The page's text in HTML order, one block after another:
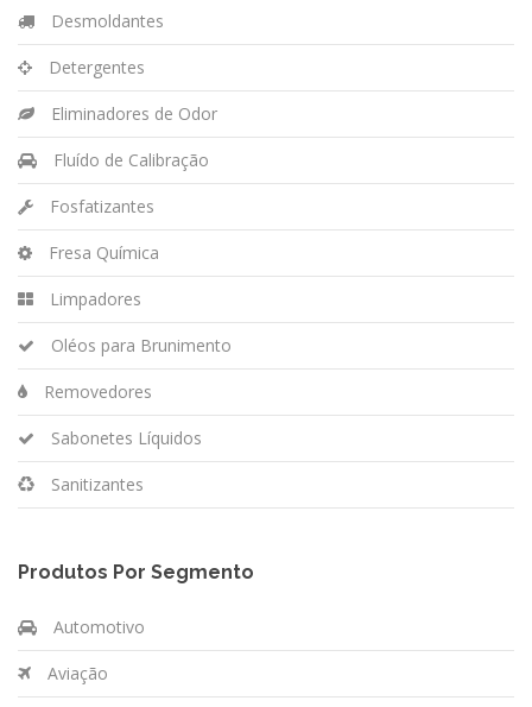
Desmoldantes
Detergentes
Eliminadores de Odor
Fluído de Calibração
Fosfatizantes
Fresa Química
Limpadores
Oléos para Brunimento
Removedores
Sabonetes Líquidos
Sanitizantes
Produtos Por Segmento
Automotivo
Aviação